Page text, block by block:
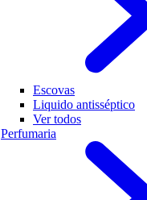
Escovas
Liquido antisséptico
Ver todos
Perfumaria